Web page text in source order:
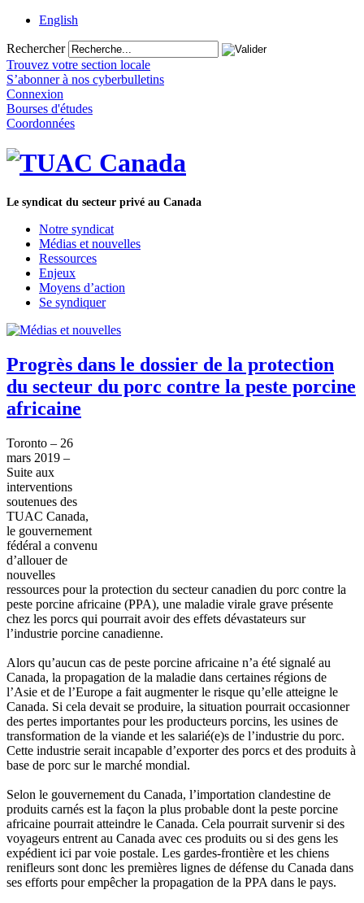
English
Rechercher
Trouvez votre section locale
S’abonner à nos cyberbulletins
Connexion
Bourses d'études
Coordonnées
Le syndicat du secteur privé au Canada
Notre syndicat
Médias et nouvelles
Ressources
Enjeux
Moyens d’action
Se syndiquer
Progrès dans le dossier de la protection
du secteur du porc contre la peste porcine
africaine
Toronto – 26
mars 2019 –
Suite aux
interventions
soutenues des
TUAC Canada,
le gouvernement
fédéral a convenu
d’allouer de
nouvelles
ressources pour la protection du secteur canadien du porc contre la
peste porcine africaine (PPA), une maladie virale grave présente
chez les porcs qui pourrait avoir des effets dévastateurs sur
l’industrie porcine canadienne.
Alors qu’aucun cas de peste porcine africaine n’a été signalé au
Canada, la propagation de la maladie dans certaines régions de
l’Asie et de l’Europe a fait augmenter le risque qu’elle atteigne le
Canada. Si cela devait se produire, la situation pourrait occasionner
des pertes importantes pour les producteurs porcins, les usines de
transformation de la viande et les salarié(e)s de l’industrie du porc.
Cette industrie serait incapable d’exporter des porcs et des produits à
base de porc sur le marché mondial.
Selon le gouvernement du Canada, l’importation clandestine de
produits carnés est la façon la plus probable dont la peste porcine
africaine pourrait atteindre le Canada. Cela pourrait survenir si des
voyageurs entrent au Canada avec ces produits ou si des gens les
expédient ici par voie postale. Les gardes-frontière et les chiens
renifleurs sont donc les premières lignes de défense du Canada dans
ses efforts pour empêcher la propagation de la PPA dans le pays.